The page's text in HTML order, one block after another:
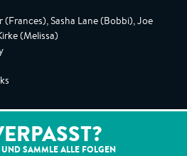
(Frances), Sasha Lane (Bobbi), Joe
(Melissa)
SAMMLE ALLE FOLGEN